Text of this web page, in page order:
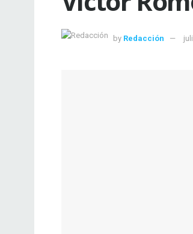
by Redacción